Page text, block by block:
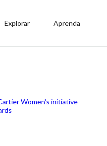
Explorar Aprenda